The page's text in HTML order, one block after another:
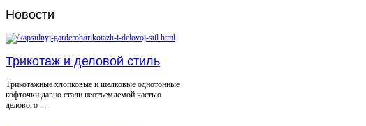
Новости
Трикотаж и деловой стиль
Трикотажные хлопковые и шелковые однотонные
кофточки давно стали неотъемлемой частью
делового ...